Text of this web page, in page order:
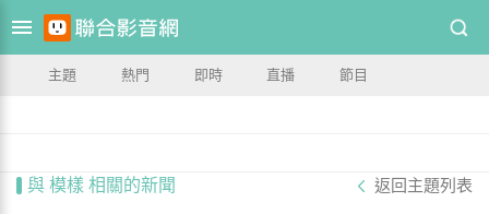
主題 熱門 即時 直播 節目
與 模樣 相關的新聞 返回主題列表